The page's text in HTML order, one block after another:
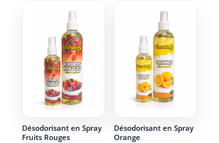
Désodorisant en Spray
Fruits Rouges
Désodorisant en Spray
Orange